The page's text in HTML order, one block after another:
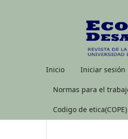
Inicio Iniciar sesión
Normas para el
Codigo de etica(COPE)